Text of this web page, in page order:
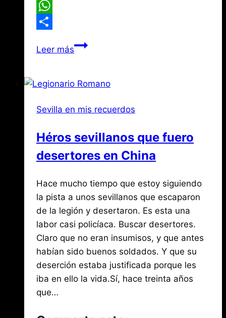
Twitter
WhatsApp
Leer másUn
la
urbana
Sevilla en mis recuerdos
Héros sevillanos que fuero
desertores en China
PorJose
María
de
Mena
noviembre
1,
2019 agosto
3,
2026
Hace mucho tiempo que estoy siguiendo
la pista a unos sevillanos que escaparon
de la legión y desertaron. Es esta una
labor casi policíaca. Buscar desertores.
Claro que no eran insumisos, y que antes
habían sido buenos soldados. Y que su
deserción estaba justificada porque les
iba en ello la vida.Sí, hace treinta años
que…